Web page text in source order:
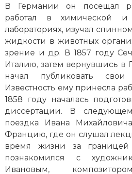
В Германии он посещал
работал в химической и
лабораториях, изучал
жидкости в животных
зрение и др. В 1857 году
Италию, затем вернувшись в
начал публиковать свои
Известность ему принесла
1858 году началась
диссертации. В
поездка Ивана
Францию, где он слушал
время жизни за
познакомился с
Ивановым,